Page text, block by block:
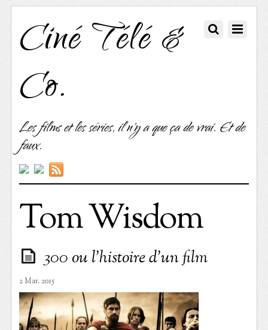
Ciné Télé &
Co.
Les films et les séries, il n'y a que ça de vrai. Et de
faux.
Tom Wisdom
300 ou l’histoire d’un film
2 Mar. 2015